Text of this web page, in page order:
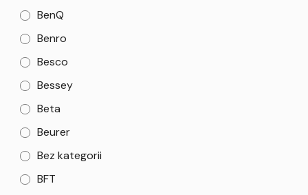
BenQ
Benro
Besco
Bessey
Beta
Beurer
Bez kategorii
BFT